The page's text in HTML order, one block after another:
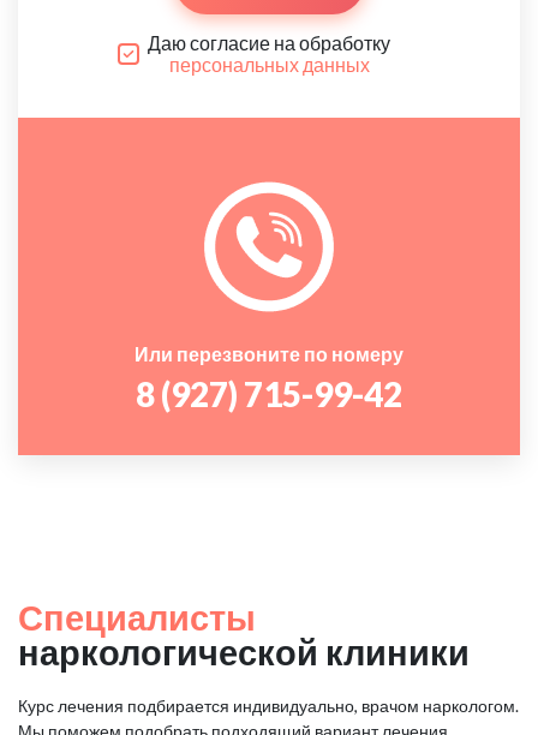
Даю согласие на обработку
персональных данных
Или перезвоните по номеру
8 (927) 715-99-42
Специалисты
наркологической клиники
Курс лечения подбирается индивидуально, врачом наркологом.
Мы поможем подобрать подходящий вариант лечения